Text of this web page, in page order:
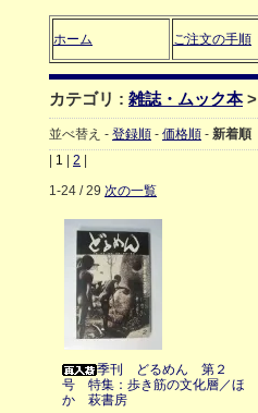
ホーム ご注文の手順
カテゴリ : 雑誌・ムック本 >
並べ替え - 登録順 - 価格順 - 新着順
1 2
1-24 / 29 次の一覧
季刊 どるめん 第２
号 特集：歩き筋の文化層／ほ
か 萩書房